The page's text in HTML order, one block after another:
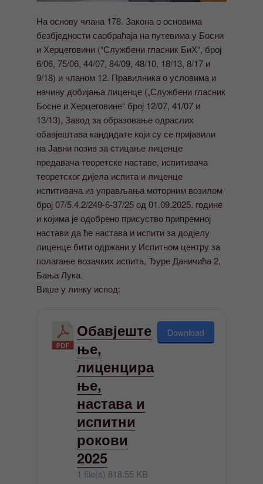
На основу члана 178. Закона о основима
безбједности саобраћаја на путевима у Босни
и Херцеговини (“Службени гласник БиХ“, број
6/06, 75/06, 44/07, 84/09, 48/10, 18/13, 8/17 и
9/18) и чланом 12. Правилника о условима и
начину добијања лиценце („Службени гласник
Босне и Херцеговине“ број 12/07, 41/07 и
13/13), Завод за образовање одраслих
обавјештава кандидате који су се пријавили
на Јавни позив за стицање лиценце
предавача теоретске наставе, испитивача
теоретског дијела испита и лиценце
испитивача из управљања моторним возилом
број 07/5.4.2/249-6-37/25 од 01.09.2025. године
и којима је одобрено присуство припремној
настави да ће настава и испити за додјелу
лиценце бити одржани у Испитном центру за
полагање возачких испита, Ђуре Даничића 2,
Бања Лука.
Више у линку испод:
Обавјеште
ње,
лиценцира
ње,
настава и
испитни
рокови
2025
1 file(s) 818.55 KB
Download